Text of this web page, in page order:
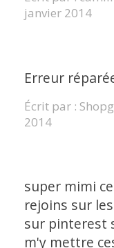
janvier 2014
Erreur
Écrit par :
2014
super mimi
rejoins sur
sur pinterest
m'y mettre